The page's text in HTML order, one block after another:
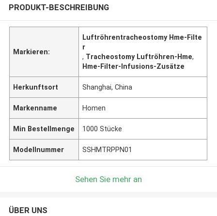
PRODUKT-BESCHREIBUNG
Markieren:
Luftröhrentracheostomy Hme-Filte
r
, Tracheostomy Luftröhren-Hme,
Hme-Filter-Infusions-Zusätze
Herkunftsort Shanghai, China
Markenname Homen
Min Bestellmenge 1000 Stücke
Modellnummer SSHMTRPPN01
Sehen Sie mehr an
ÜBER UNS